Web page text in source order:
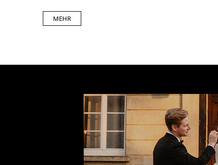
MEHR